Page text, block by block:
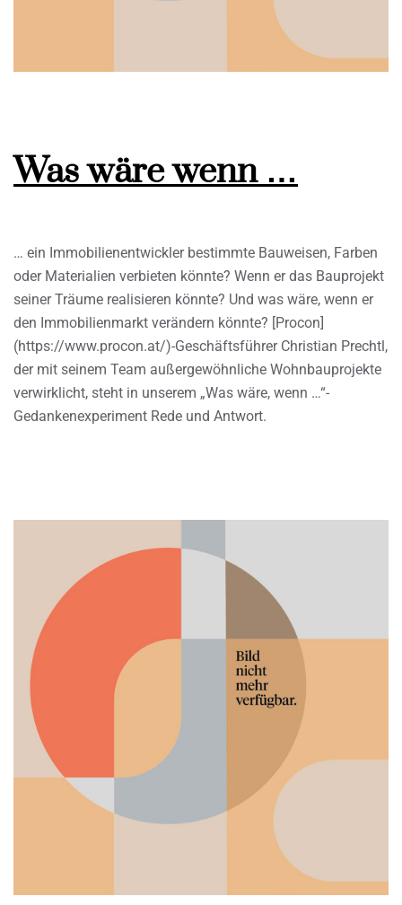
Was wäre wenn …
… ein Immobilienentwickler bestimmte Bauweisen, Farben
oder Materialien verbieten könnte? Wenn er das Bauprojekt
seiner Träume realisieren könnte? Und was wäre, wenn er
den Immobilienmarkt verändern könnte? [Procon]
(https://www.procon.at/)-Geschäftsführer Christian Prechtl,
der mit seinem Team außergewöhnliche Wohnbauprojekte
verwirklicht, steht in unserem „Was wäre, wenn …“-
Gedankenexperiment Rede und Antwort.